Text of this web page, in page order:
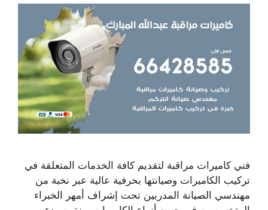
فني كاميرات مراقبة لتقديم كافة الخدمات المتعلقة في
تركيب الكاميرات وصيانتها بحرفية عالية عبر نخبة من
مهندسي الصيانة المدربين تحت إشراف أمهر الخبراء